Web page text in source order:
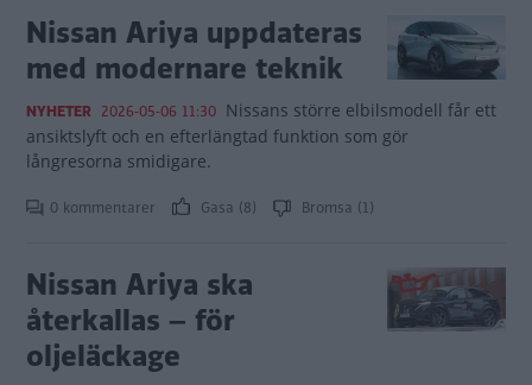
Nissan Ariya uppdateras
med modernare teknik
NYHETER 2026-05-06 11:30 Nissans större elbilsmodell får ett
ansiktslyft och en efterlängtad funktion som gör
långresorna smidigare.
0 kommentarer Gasa (8) Bromsa (1)
Nissan Ariya ska
återkallas – för
oljeläckage